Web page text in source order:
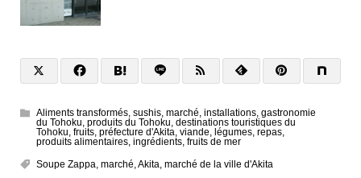
Aliments transformés, sushis, marché installations, gastronomie
du Tohoku produits du Tohoku destinations touristiques du
Tohoku fruits, préfecture d'Akita viande légumes, repas,
produits alimentaires, ingrédients, fruits de mer
Soupe Zappa marché Akita marché de la ville d'Akita